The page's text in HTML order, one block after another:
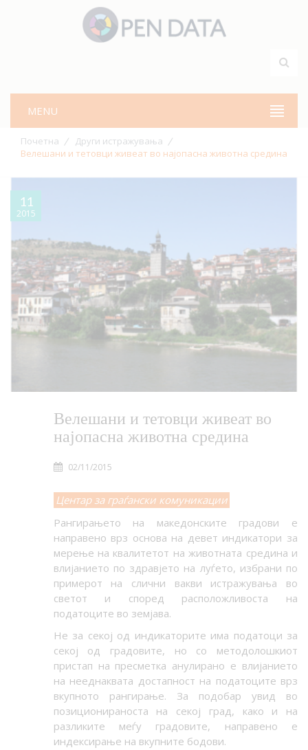
MENU
Почетна
Други истражувања
Велешани и тетовци живеат во најопасна животна средина
11
2015
Велешани и тетовци живеат во
најопасна животна средина
02/11/2015
Центар за граѓански комуникации
Рангирањето на македонските градови е
направено врз основа на девет индикатори за
мерење на квалитетот на животната средина и
влијанието по здравјето на луѓето, избрани по
примерот на слични вакви истражувања во
светот и според расположливоста на
податоците во земјава.
Не за секој од индикаторите има податоци за
секој од градовите, но со методолошкиот
пристап на пресметка анулирано е влијанието
на нееднаквата достапност на податоците врз
вкупното рангирање. За подобар увид во
позиционираноста на секој град, како и на
разликите меѓу градовите, направено е
индексирање на вкупните бодови.